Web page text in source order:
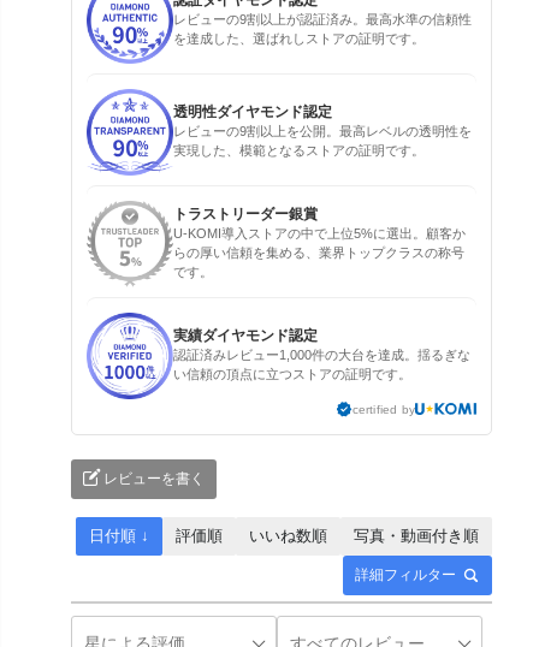
レビューの9割以上が認証済み。最高水準の信頼性
を達成した、選ばれしストアの証明です。
透明性ダイヤモンド認定
レビューの9割以上を公開。最高レベルの透明性を
実現した、模範となるストアの証明です。
トラストリーダー銀賞
U-KOMI導入ストアの中で上位5%に選出。顧客か
らの厚い信頼を集める、業界トップクラスの称号
です。
実績ダイヤモンド認定
認証済みレビュー1,000件の大台を達成。揺るぎな
い信頼の頂点に立つストアの証明です。
certified by
レビューを書く
詳細フィルター
日付順 ↓ 評価順 いいね数順 写真・動画付き順